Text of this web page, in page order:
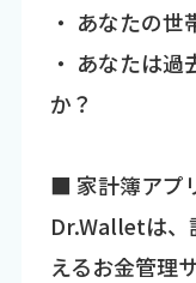
・ あなたの
・ あなたは
か？
■ 家計簿アプ
Dr.Walletは、
えるお金管理